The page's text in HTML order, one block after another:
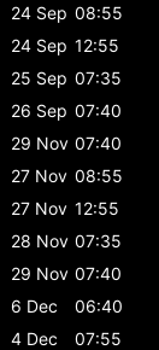
24 Sep 08:55
24 Sep 12:55
25 Sep 07:35
26 Sep 07:40
29 Nov 07:40
27 Nov 08:55
27 Nov 12:55
28 Nov 07:35
29 Nov 07:40
6 Dec
06:40
4 Dec
07:55